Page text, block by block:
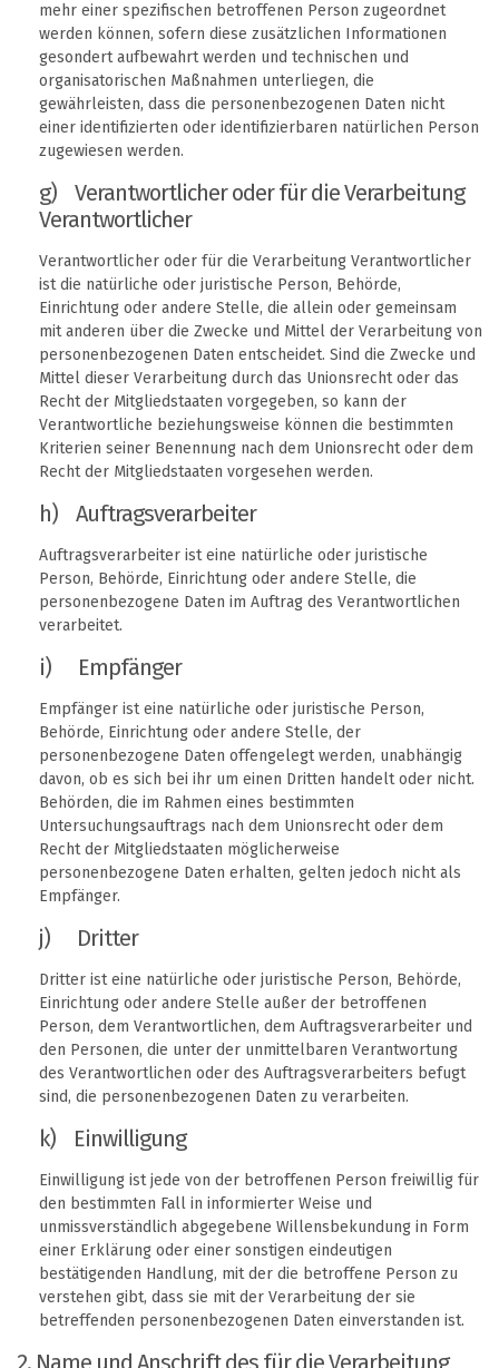
mehr einer spezifischen betroffenen Person zugeordnet
werden können, sofern diese zusätzlichen Informationen
gesondert aufbewahrt werden und technischen und
organisatorischen Maßnahmen unterliegen, die
gewährleisten, dass die personenbezogenen Daten nicht
einer identifizierten oder identifizierbaren natürlichen Person
zugewiesen werden.
g) Verantwortlicher oder für die Verarbeitung
Verantwortlicher
Verantwortlicher oder für die Verarbeitung Verantwortlicher
ist die natürliche oder juristische Person, Behörde,
Einrichtung oder andere Stelle, die allein oder gemeinsam
mit anderen über die Zwecke und Mittel der Verarbeitung von
personenbezogenen Daten entscheidet. Sind die Zwecke und
Mittel dieser Verarbeitung durch das Unionsrecht oder das
Recht der Mitgliedstaaten vorgegeben, so kann der
Verantwortliche beziehungsweise können die bestimmten
Kriterien seiner Benennung nach dem Unionsrecht oder dem
Recht der Mitgliedstaaten vorgesehen werden.
h) Auftragsverarbeiter
Auftragsverarbeiter ist eine natürliche oder juristische
Person, Behörde, Einrichtung oder andere Stelle, die
personenbezogene Daten im Auftrag des Verantwortlichen
verarbeitet.
i) Empfänger
Empfänger ist eine natürliche oder juristische Person,
Behörde, Einrichtung oder andere Stelle, der
personenbezogene Daten offengelegt werden, unabhängig
davon, ob es sich bei ihr um einen Dritten handelt oder nicht.
Behörden, die im Rahmen eines bestimmten
Untersuchungsauftrags nach dem Unionsrecht oder dem
Recht der Mitgliedstaaten möglicherweise
personenbezogene Daten erhalten, gelten jedoch nicht als
Empfänger.
j) Dritter
Dritter ist eine natürliche oder juristische Person, Behörde,
Einrichtung oder andere Stelle außer der betroffenen
Person, dem Verantwortlichen, dem Auftragsverarbeiter und
den Personen, die unter der unmittelbaren Verantwortung
des Verantwortlichen oder des Auftragsverarbeiters befugt
sind, die personenbezogenen Daten zu verarbeiten.
k) Einwilligung
Einwilligung ist jede von der betroffenen Person freiwillig für
den bestimmten Fall in informierter Weise und
unmissverständlich abgegebene Willensbekundung in Form
einer Erklärung oder einer sonstigen eindeutigen
bestätigenden Handlung, mit der die betroffene Person zu
verstehen gibt, dass sie mit der Verarbeitung der sie
betreffenden personenbezogenen Daten einverstanden ist.
2. Name und Anschrift des für die Verarbeitung